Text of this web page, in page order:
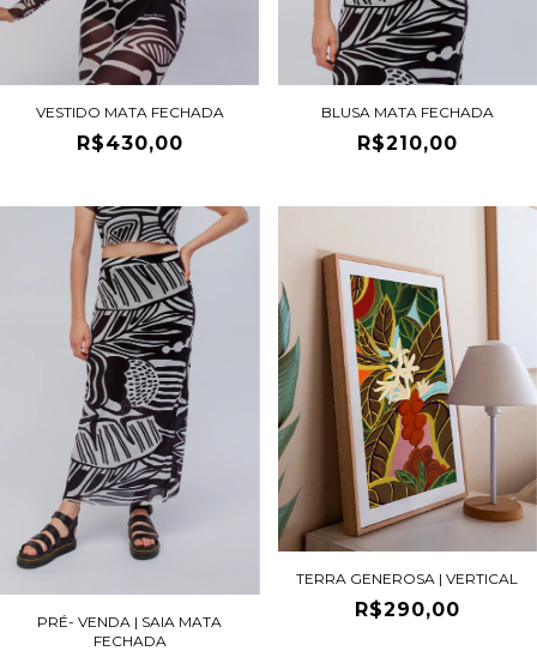
VESTIDO MATA FECHADA
R$430,00
BLUSA MATA FECHADA
R$210,00
PRÉ- VENDA | SAIA MATA
FECHADA
TERRA GENEROSA | VERTICAL
R$290,00